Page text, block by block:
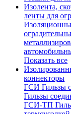
Изолента,
ленты для
Показать все
коннекторы
ГСИ Гильзы
Гильзы
ГСИ-ТП